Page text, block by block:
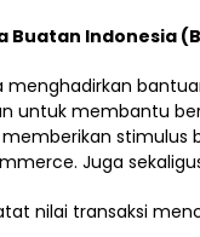
Buatan Indonesia
untuk membantu
stimulus
Juga
nilai transaksi